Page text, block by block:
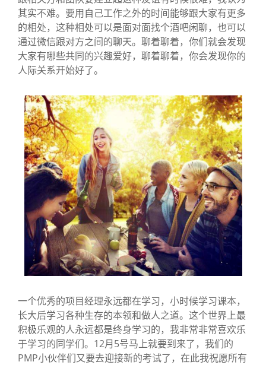
其实不难。要用自己工作之外的时间能够跟大家有更多
的相处，这种相处可以是面对面找个酒吧闲聊，也可以
通过微信跟对方之间的聊天。聊着聊着，你们就会发现
大家有哪些共同的兴趣爱好，聊着聊着，你会发现你的
人际关系开始好了。
一个优秀的项目经理永远都在学习，小时候学习课本，
长大后学习各种生存的本领和做人之道。这个世界上最
积极乐观的人永远都是终身学习的，我非常非常喜欢乐
于学习的同学们。12月5号马上就要到来了，我们的
PMP小伙伴们又要去迎接新的考试了，在此我祝愿所有